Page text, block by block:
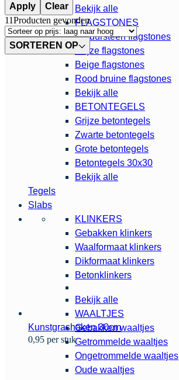
Kunstgrashaken 30cm
0,95 per stuk
Bekijk alle
FLAGSTONES
Natuursteen flagstones
Grijze flagstones
Beige flagstones
Rood bruine flagstones
Bekijk alle
BETONTEGELS
Grijze betontegels
Zwarte betontegels
Grote betontegels
Betontegels 30x30
Bekijk alle
Tegels
Slabs
KLINKERS
Gebakken klinkers
Waalformaat klinkers
Dikformaat klinkers
Betonklinkers
Bekijk alle
WAALTJES
Gebakken waaltjes
Getrommelde waaltjes
Ongetrommelde waaltjes
Oude waaltjes
Apply
Clear
11Producten gevonden
SORTEREN OP